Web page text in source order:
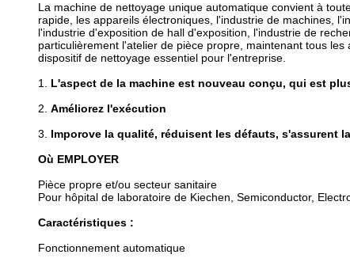
La machine de nettoyage unique automatique convient à
rapide, les appareils électroniques, l'industrie de machines,
l'industrie d'exposition de hall d'exposition, l'industrie de
particulièrement l'atelier de pièce propre, maintenant tous
dispositif de nettoyage essentiel pour l'entreprise.
1. L'aspect de la machine est nouveau conçu, qui est
2. Améliorez l'exécution
3. Imporove la qualité, réduisent les défauts, s'assurent
Où EMPLOYER
Pièce propre et/ou secteur sanitaire
Pour hôpital de laboratoire de Kiechen, Semiconductor,
Caractéristiques :
Fonctionnement automatique